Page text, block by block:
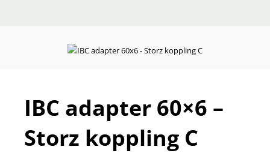
IBC adapter 60×6 –
Storz koppling C